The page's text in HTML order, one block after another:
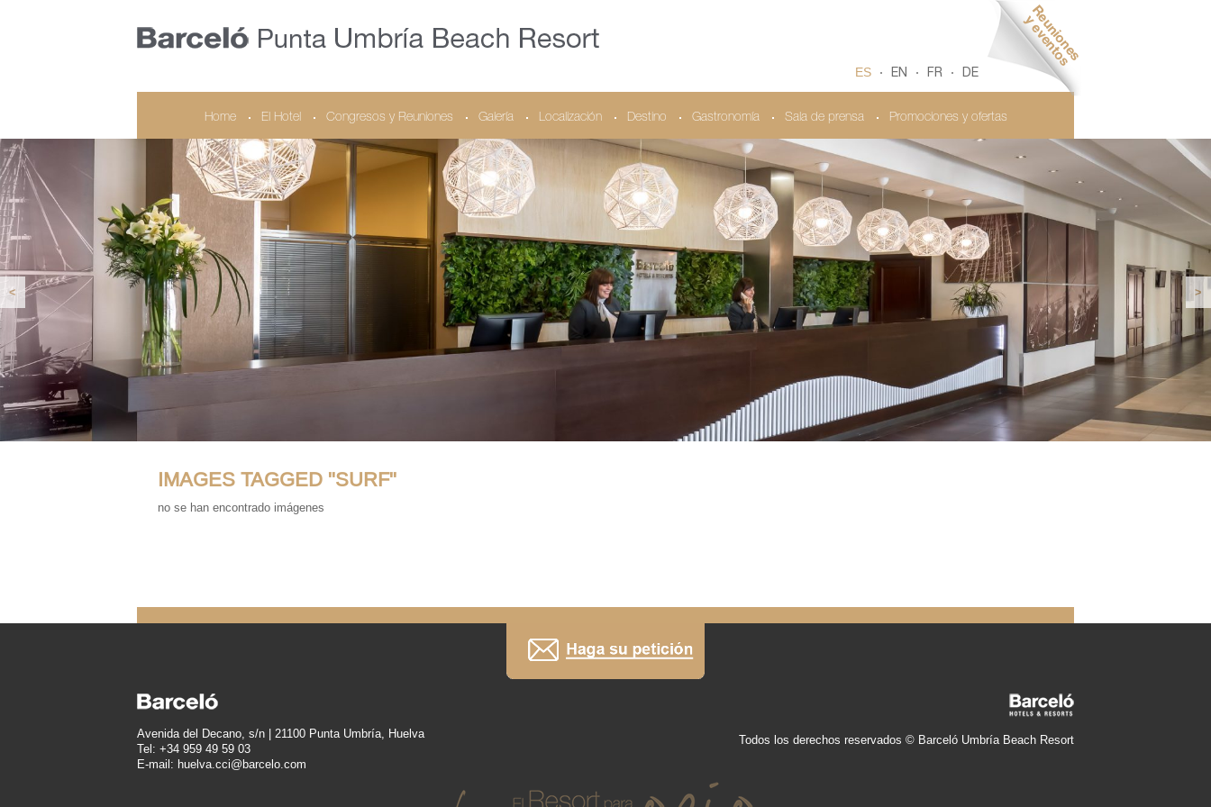
ES EN FR DE
Home El Hotel Congresos y Reuniones Galería Localización Destino Gastronomía Sala de prensa Promociones y ofertas
< >
IMAGES TAGGED "SURF"
no se han encontrado imágenes
Avenida del Decano, s/n | 21100 Punta Umbría, Huelva
Tel: +34 959 49 59 03
E-mail: huelva.cci@barcelo.com
Todos los derechos reservados © Barceló Umbría Beach Resort